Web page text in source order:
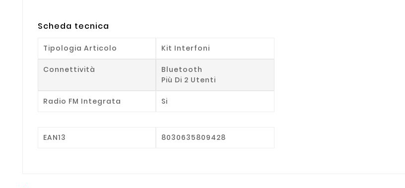
Scheda tecnica
Tipologia Articolo Kit Interfoni
Connettività
Bluetooth
Più Di 2 Utenti
Radio FM Integrata Si
EAN13 8030635809428